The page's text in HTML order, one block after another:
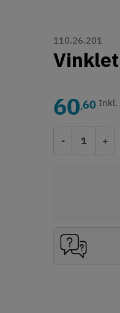
110.26.201
60,60 Inkl.
- +